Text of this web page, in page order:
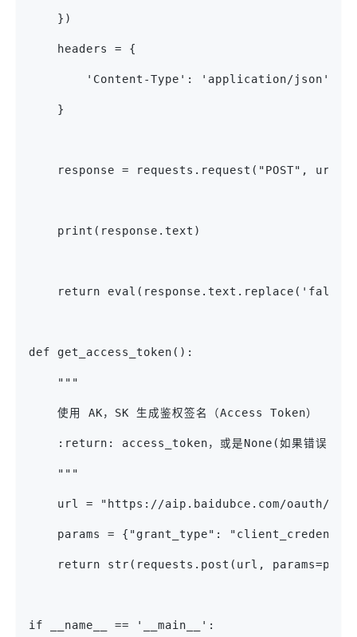
    })
    headers = {
        'Content-Type': 'application/json'
    }
response = requests.request("POST", url,
    print(response.text)
return
def get_access_token():
    """
    使用 AK，SK 生成鉴权签名（Access Token）
    :return: access_token，或是None(如果错误)
    """
url = "https://aip.baidubce.com/oauth/
params = {"grant_type":
return str(requests.post(url,
if __name__ == '__main__':